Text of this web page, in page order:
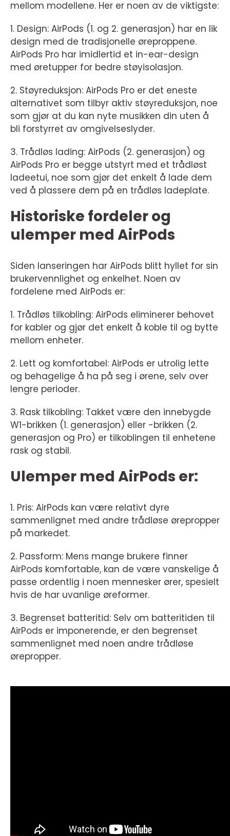
mellom modellene. Her er noen av de viktigste:
1. Design: AirPods (1. og 2. generasjon) har en lik
design med de tradisjonelle øreproppene.
AirPods Pro har imidlertid et in-ear-design
med øretupper for bedre støyisolasjon.
2. Støyreduksjon: AirPods Pro er det eneste
alternativet som tilbyr aktiv støyreduksjon, noe
som gjør at du kan nyte musikken din uten å
bli forstyrret av omgivelseslyder.
3. Trådløs lading: AirPods (2. generasjon) og
AirPods Pro er begge utstyrt med et trådløst
ladeetui, noe som gjør det enkelt å lade dem
ved å plassere dem på en trådløs ladeplate.
Historiske fordeler og
ulemper med AirPods
Siden lanseringen har AirPods blitt hyllet for sin
brukervennlighet og enkelhet. Noen av
fordelene med AirPods er:
1. Trådløs tilkobling: AirPods eliminerer behovet
for kabler og gjør det enkelt å koble til og bytte
mellom enheter.
2. Lett og komfortabel: AirPods er utrolig lette
og behagelige å ha på seg i ørene, selv over
lengre perioder.
3. Rask tilkobling: Takket være den innebygde
W1-brikken (1. generasjon) eller -brikken (2.
generasjon og Pro) er tilkoblingen til enhetene
rask og stabil.
Ulemper med AirPods er:
1. Pris: AirPods kan være relativt dyre
sammenlignet med andre trådløse ørepropper
på markedet.
2. Passform: Mens mange brukere finner
AirPods komfortable, kan de være vanskelige å
passe ordentlig i noen mennesker ører, spesielt
hvis de har uvanlige øreformer.
3. Begrenset batteritid: Selv om batteritiden til
AirPods er imponerende, er den begrenset
sammenlignet med noen andre trådløse
ørepropper.